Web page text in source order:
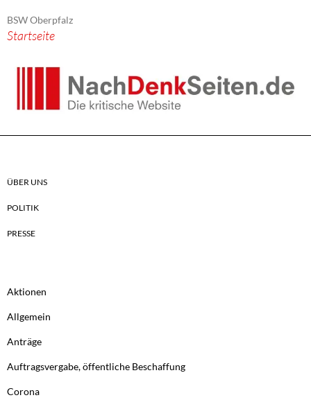
BSW Oberpfalz
Startseite
ÜBER UNS
POLITIK
PRESSE
Aktionen
Allgemein
Anträge
Auftragsvergabe, öffentliche Beschaffung
Corona